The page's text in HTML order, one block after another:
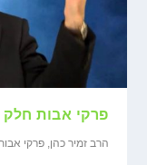
פרקי אבות חלק 15 הרב זמיר כהן במסרים לחיים
הרב זמיר כהן,פרקי